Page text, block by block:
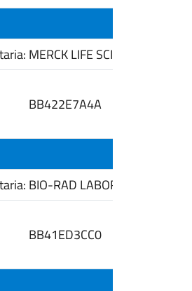
MERCK LIFE SCIENCE S.R.L
BB422E7A4A
BIO-RAD LABORATORIES
BB41ED3CC0